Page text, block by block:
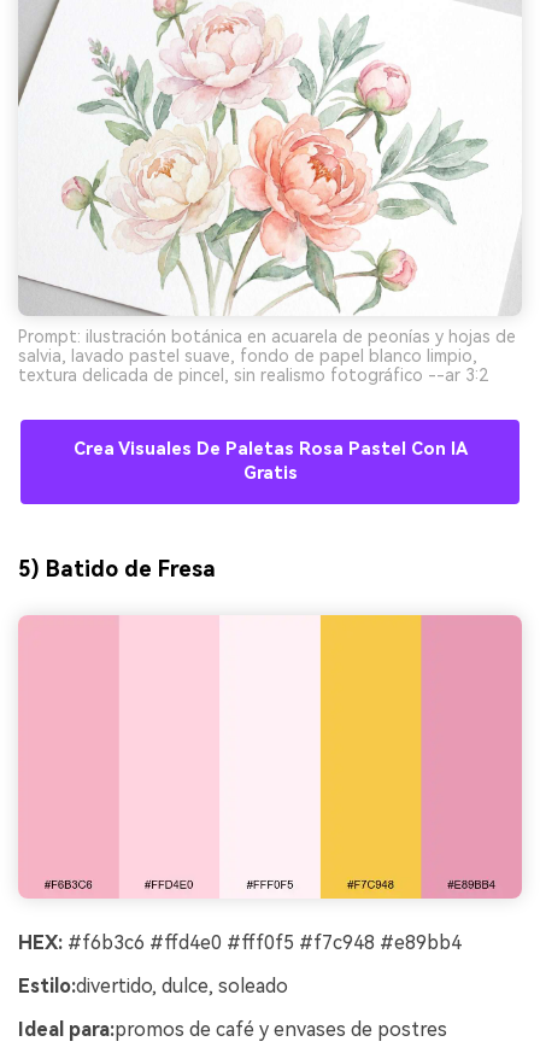
Prompt: ilustración botánica en acuarela de peonías y hojas de
salvia, lavado pastel suave, fondo de papel blanco limpio,
textura delicada de pincel, sin realismo fotográfico --ar 3:2
Crea Visuales De Paletas Rosa Pastel Con IA
Gratis
5) Batido de Fresa
HEX: #f6b3c6 #ffd4e0 #fff0f5 #f7c948 #e89bb4
Estilo:divertido, dulce, soleado
Ideal para:promos de café y envases de postres